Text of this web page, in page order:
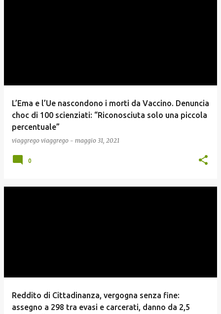
L’Ema e l’Ue nascondono i morti da Vaccino. Denuncia
choc di 100 scienziati: “Riconosciuta solo una piccola
percentuale”
viaggrego viaggrego - maggio 31, 2021
0
Reddito di Cittadinanza, vergogna senza fine:
assegno a 298 tra evasi e carcerati, danno da 2,5